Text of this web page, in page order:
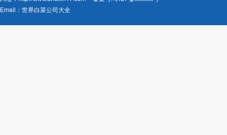
Email： 世界白菜公司大全